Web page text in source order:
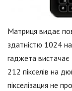
Матриця видає
здатністю 1024
гаджета вистачає
212 пікселів на
пікселізация не